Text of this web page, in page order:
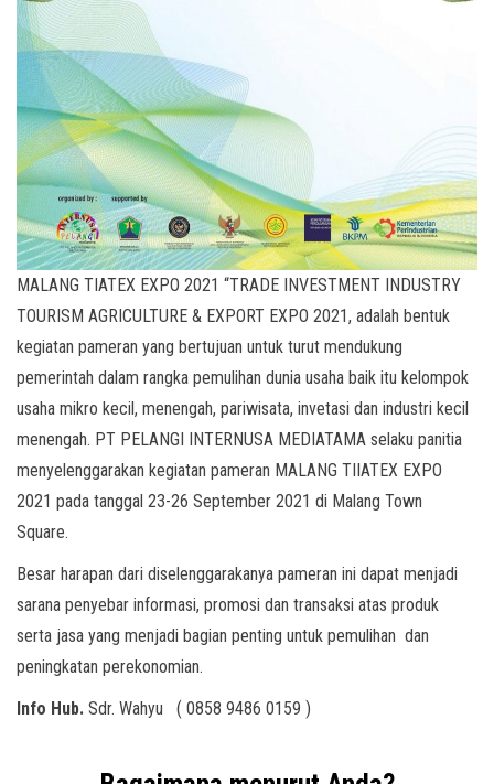
MALANG TIATEX EXPO 2021 “TRADE INVESTMENT INDUSTRY
TOURISM AGRICULTURE & EXPORT EXPO 2021, adalah bentuk
kegiatan pameran yang bertujuan untuk turut mendukung
pemerintah dalam rangka pemulihan dunia usaha baik itu kelompok
usaha mikro kecil, menengah, pariwisata, invetasi dan industri kecil
menengah. PT PELANGI INTERNUSA MEDIATAMA selaku panitia
menyelenggarakan kegiatan pameran MALANG TIIATEX EXPO
2021 pada tanggal 23-26 September 2021 di Malang Town
Square.
Besar harapan dari diselenggarakanya pameran ini dapat menjadi
sarana penyebar informasi, promosi dan transaksi atas produk
serta jasa yang menjadi bagian penting untuk pemulihan dan
peningkatan perekonomian.
Info Hub. Sdr. Wahyu ( 0858 9486 0159 )